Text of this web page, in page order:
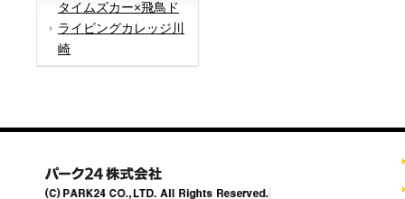
タイムズカー×飛鳥ド
ライビングカレッジ川
崎